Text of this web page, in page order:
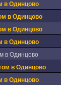
в Одинцово
в Одинцово
в Одинцово
в Одинцово
в Одинцово
в Одинцово
в Одинцово